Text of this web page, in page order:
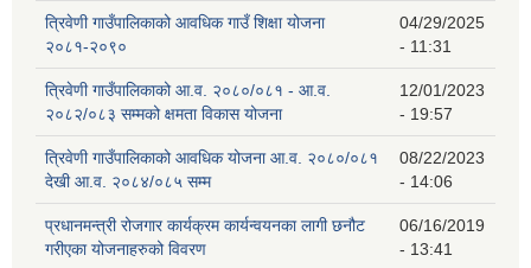
त्रिवेणी गाउँपालिकाको आवधिक गाउँ शिक्षा योजना
२०८१-२०९०
04/29/2025
- 11:31
त्रिवेणी गाउँपालिकाको आ.व. २०८०/०८१ - आ.व.
२०८२/०८३ सम्मको क्षमता विकास योजना
12/01/2023
- 19:57
त्रिवेणी गाउँपालिकाको आवधिक योजना आ.व. २०८०/०८१
देखी आ.व. २०८४/०८५ सम्म
08/22/2023
- 14:06
प्रधानमन्त्री रोजगार कार्यक्रम कार्यन्वयनका लागी छनौट
गरीएका योजनाहरुको विवरण
06/16/2019
- 13:41